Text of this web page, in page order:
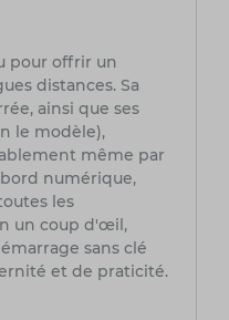
pour offrir un
distances. Sa
ainsi que ses
le modèle),
même par
numérique,
les
un coup d'œil,
sans clé
et de praticité.